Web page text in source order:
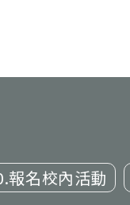
報名校內活動